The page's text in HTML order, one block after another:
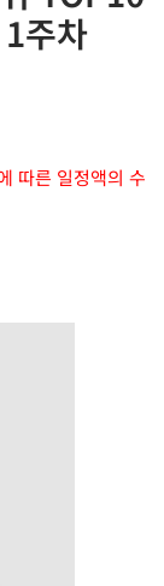
주차
따른 일정액의 수